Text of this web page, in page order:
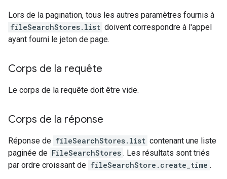
Lors de la pagination, tous les autres paramètres fournis à
fileSearchStores.list doivent correspondre à l'appel
ayant fourni le jeton de page.
Corps de la requête
Le corps de la requête doit être vide.
Corps de la réponse
Réponse de fileSearchStores.list contenant une liste
paginée de FileSearchStores . Les résultats sont triés
par ordre croissant de fileSearchStore.create_time .